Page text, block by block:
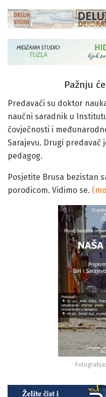
Pažnju
Predavači su doktor
naučni saradnik u
čovječnosti i
Sarajevu. Drugi predavač
pedagog.
Posjetite Brusa bezistan
porodicom. Vidimo se.